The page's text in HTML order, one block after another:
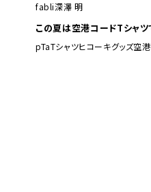
fabli深澤 明
pTaTシャツヒコーキグッズ空港